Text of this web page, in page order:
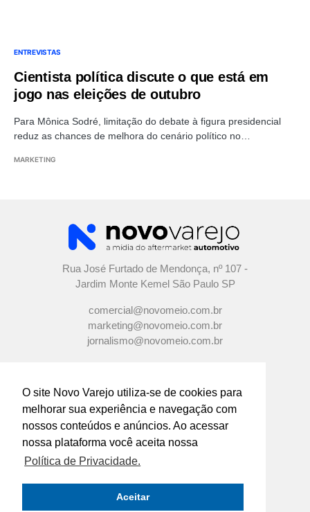
O site Novo Varejo utiliza-se de cookies para
melhorar sua experiência e navegação com
nossos conteúdos e anúncios. Ao acessar
nossa plataforma você aceita nossa
Política de Privacidade.
Aceitar
ENTREVISTAS
Cientista política discute o que está em
jogo nas eleições de outubro
Para Mônica Sodré, limitação do debate à figura presidencial
reduz as chances de melhora do cenário político no…
MARKETING
Rua José Furtado de Mendonça, nº 107 -
Jardim Monte Kemel São Paulo SP
comercial@novomeio.com.br
marketing@novomeio.com.br
jornalismo@novomeio.com.br
CONFIRA AS NOSSAS REDES
SOCIAIS
O principal canal de comunicação de grandes
indústrias e distribuidores com os
empresários e profissionais das lojas de